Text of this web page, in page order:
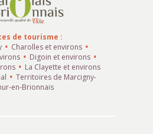
de tourisme :
Charolles et environs
Digoin et environs
La Clayette et environs
Territoires de Marcigny-
en-Brionnais